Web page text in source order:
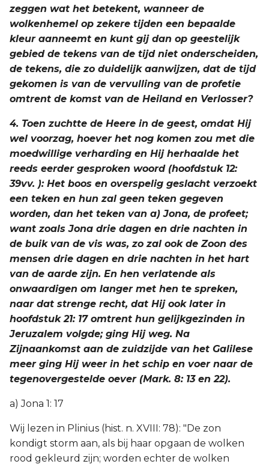
zeggen wat het betekent, wanneer de
wolkenhemel op zekere tijden een bepaalde
kleur aanneemt en kunt gij dan op geestelijk
gebied de tekens van de tijd niet onderscheiden,
de tekens, die zo duidelijk aanwijzen, dat de tijd
gekomen is van de vervulling van de profetie
omtrent de komst van de Heiland en Verlosser?
4. Toen zuchtte de Heere in de geest, omdat Hij
wel voorzag, hoever het nog komen zou met die
moedwillige verharding en Hij herhaalde het
reeds eerder gesproken woord (hoofdstuk 12:
39vv. ): Het boos en overspelig geslacht verzoekt
een teken en hun zal geen teken gegeven
worden, dan het teken van a) Jona, de profeet;
want zoals Jona drie dagen en drie nachten in
de buik van de vis was, zo zal ook de Zoon des
mensen drie dagen en drie nachten in het hart
van de aarde zijn. En hen verlatende als
onwaardigen om langer met hen te spreken,
naar dat strenge recht, dat Hij ook later in
hoofdstuk 21: 17 omtrent hun gelijkgezinden in
Jeruzalem volgde; ging Hij weg. Na
Zijnaankomst aan de zuidzijde van het Galilese
meer ging Hij weer in het schip en voer naar de
tegenovergestelde oever (Mark. 8: 13 en 22).
a) Jona 1: 17
Wij lezen in Plinius (hist. n. XVIII: 78): "De zon
kondigt storm aan, als bij haar opgaan de wolken
rood gekleurd zijn; worden echter de wolken